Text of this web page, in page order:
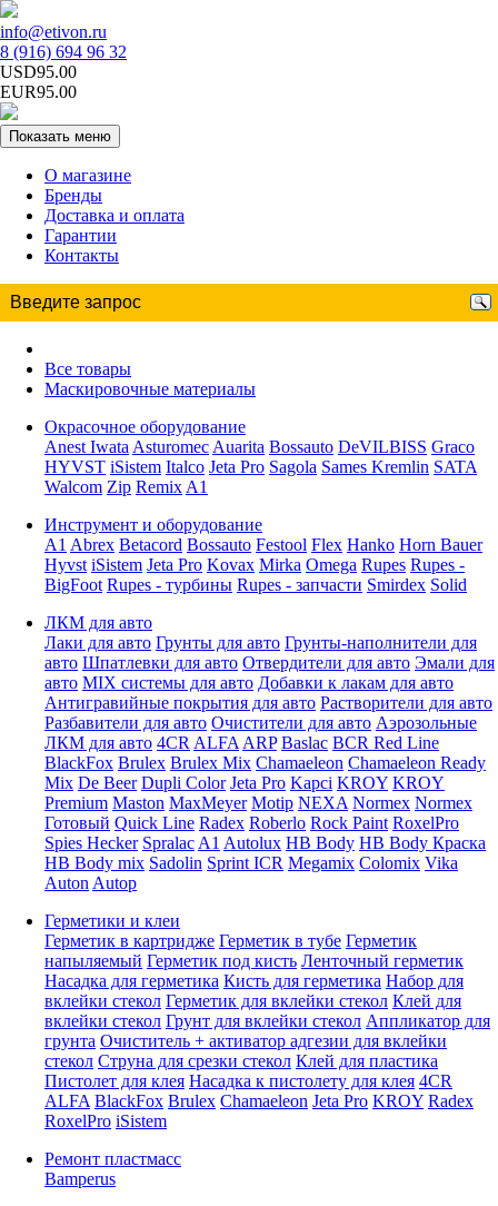
info@etivon.ru
8 (916) 694 96 32
USD95.00
EUR95.00
Показать меню
О магазине
Бренды
Доставка и оплата
Гарантии
Контакты
Все товары
Маскировочные материалы
Окрасочное оборудование
Anest Iwata Asturomec Auarita Bossauto DeVILBISS Graco
HYVST iSistem Italco Jeta Pro Sagola Sames Kremlin SATA
Walcom Zip Remix A1
Инструмент и оборудование
A1 Abrex Betacord Bossauto Festool Flex Hanko Horn Bauer
Hyvst iSistem Jeta Pro Kovax Mirka Omega Rupes Rupes -
BigFoot Rupes - турбины Rupes - запчасти Smirdex Solid
ЛКМ для авто
Лаки для авто Грунты для авто Грунты-наполнители для
авто Шпатлевки для авто Отвердители для авто Эмали для
авто MIX системы для авто Добавки к лакам для авто
Антигравийные покрытия для авто Растворители для авто
Разбавители для авто Очистители для авто Аэрозольные
ЛКМ для авто 4CR ALFA ARP Baslac BCR Red Line
BlackFox Brulex Brulex Mix Chamaeleon Chamaeleon Ready
Mix De Beer Dupli Color Jeta Pro Kapci KROY KROY
Premium Maston MaxMeyer Motip NEXA Normex Normex
Готовый Quick Line Radex Roberlo Rock Paint RoxelPro
Spies Hecker Spralac A1 Autolux HB Body HB Body Краска
HB Body mix Sadolin Sprint ICR Megamix Colomix Vika
Auton Autop
Герметики и клеи
Герметик в картридже Герметик в тубе Герметик
напыляемый Герметик под кисть Ленточный герметик
Насадка для герметика Кисть для герметика Набор для
вклейки стекол Герметик для вклейки стекол Клей для
вклейки стекол Грунт для вклейки стекол Аппликатор для
грунта Очиститель + активатор адгезии для вклейки
стекол Струна для срезки стекол Клей для пластика
Пистолет для клея Насадка к пистолету для клея 4CR
ALFA BlackFox Brulex Chamaeleon Jeta Pro KROY Radex
RoxelPro iSistem
Ремонт пластмасс
Bamperus